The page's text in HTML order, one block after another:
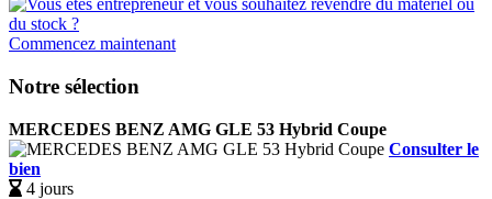
Commencez maintenant
Notre sélection
MERCEDES BENZ AMG GLE 53 Hybrid Coupe
Consulter le
bien
4 jours